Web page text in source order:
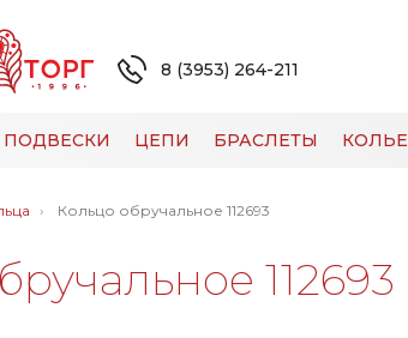
8 (3953) 264-211
ПОДВЕСКИ ЦЕПИ БРАСЛЕТЫ КОЛЬЕ
Кольцо обручальное 112693
112693